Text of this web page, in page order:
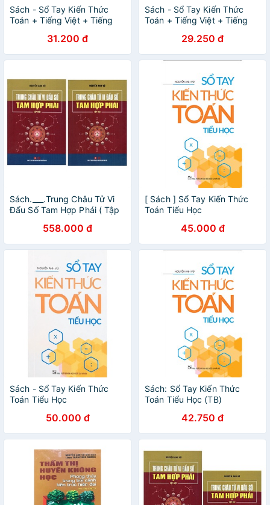
Sách - Sổ Tay Kiến Thức
Toán + Tiếng Việt + Tiếng
- Minh Long31.200 đ
Sách - Sổ Tay Kiến Thức
Toán + Tiếng Việt + Tiếng
- Minh Long29.250 đ
Sách.___.Trung Châu Tử Vi
Đẩu Số Tam Hợp Phái ( Tập
558.000 đ
[ Sách ] Sổ Tay Kiến Thức
Toán Tiểu Học
45.000 đ
Sách - Sổ Tay Kiến Thức
Toán Tiểu Học
50.000 đ
Sách: Sổ Tay Kiến Thức
Toán Tiểu Học (TB)
42.750 đ